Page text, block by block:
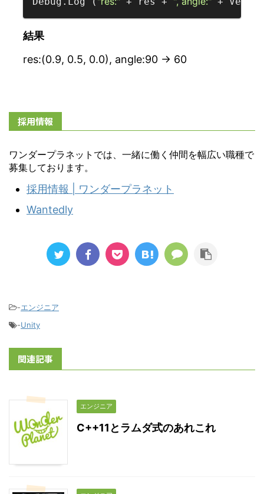
結果
res:(0.9, 0.5, 0.0), angle:90 -> 60
採用情報
ワンダープラネットでは、一緒に働く仲間を幅広い職種で
募集しております。
採用情報 | ワンダープラネット
Wantedly
-エンジニア
-Unity
関連記事
エンジニア
C++11とラムダ式のあれこれ